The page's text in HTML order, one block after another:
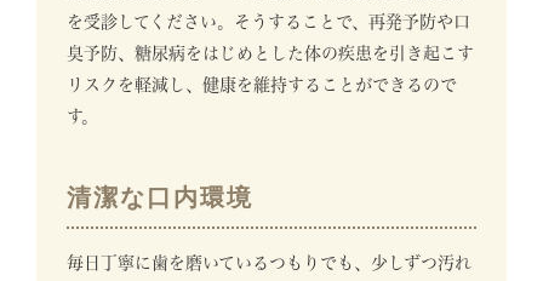
を受診してください。そうすることで、再発予防や口
臭予防、糖尿病をはじめとした体の疾患を引き起こす
リスクを軽減し、健康を維持することができるので
す。
清潔な口内環境
毎日丁寧に歯を磨いているつもりでも、少しずつ汚れ